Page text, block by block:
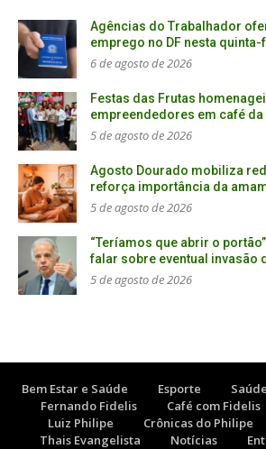
Agências do Trabalhador
emprego no DF nesta quinta-
6 de agosto de 2026
Festas das Frutas
empreendedores em café da
5 de agosto de 2026
Agosto Dourado mobiliza
reforça importância da
5 de agosto de 2026
“Teríamos que abrir o
falar sobre eventual invasão
5 de agosto de 2026
Bem Estar e Saúde Esporte Saúde
Fernando Fidelis
Café com Fidelis
Luiz Philipe
Crônicas do Philipe
Thais Evangelista
Notícias